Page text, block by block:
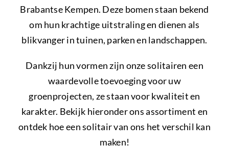
Brabantse Kempen. Deze bomen staan bekend
om hun krachtige uitstraling en dienen als
blikvanger in tuinen, parken en landschappen.
Dankzij hun vormen zijn onze solitairen een
waardevolle toevoeging voor uw
groenprojecten, ze staan voor kwaliteit en
karakter. Bekijk hieronder ons assortiment en
ontdek hoe een solitair van ons het verschil kan
maken!